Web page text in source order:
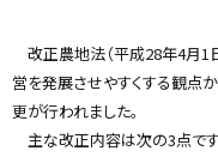
w
a
c
改正農地法（平成28年4月1
営を発展させやすくする観点
更が行われました。
主な改正内容は次の3点です